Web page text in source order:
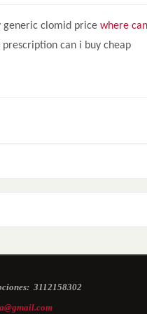
generic clomid price where
can i buy cheap
3112158302